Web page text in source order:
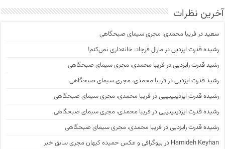
آخرین نظرات
سعیددرفریبا محمدی، مجری سیمای صبحگاهی
رشیده قدرت ایزدییدرمارال فرجاد: خانه‌داری نمی‌کنم!
رشید قدرت رایزدییدرفریبا محمدی، مجری سیمای صبحگاهی
رشید قدرت ایزدییدرفریبا محمدی، مجری سیمای صبحگاهی
رشیده قدرت ایزدیییییییدرفریبا محمدی، مجری سیمای صبحگاهی
رشیده قدرت ایزدیییییییدرفریبا محمدی، مجری سیمای صبحگاهی
رشیده قدرت رایزدییدرفریبا محمدی، مجری سیمای صبحگاهی
Hamideh Keyhan در بیوگرافی و عکس حمیده کیهان مجری سابق خبر